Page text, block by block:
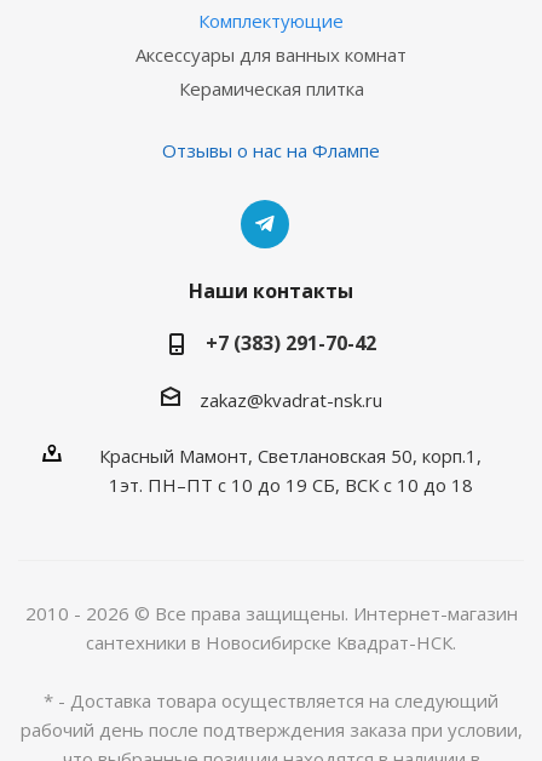
Комплектующие
Аксессуары для ванных комнат
Керамическая плитка
Отзывы о нас на Флампе
Наши контакты
+7 (383) 291-70-42
zakaz@kvadrat-nsk.ru
Красный Мамонт, Светлановская 50, корп.1,
1эт. ПН–ПТ с 10 до 19 CБ, ВСК с 10 до 18
2010 - 2026 © Все права защищены. Интернет-магазин
сантехники в Новосибирске Квадрат-НСК.
* - Доставка товара осуществляется на следующий
рабочий день после подтверждения заказа при условии,